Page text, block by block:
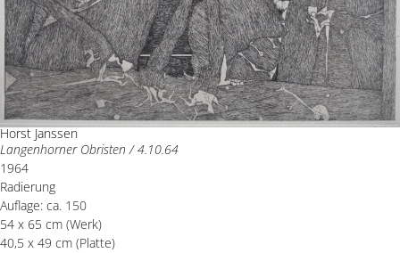
Horst Janssen
Langenhorner Obristen / 4.10.64
1964
Radierung
Auflage: ca. 150
54 x 65 cm (Werk)
40,5 x 49 cm (Platte)